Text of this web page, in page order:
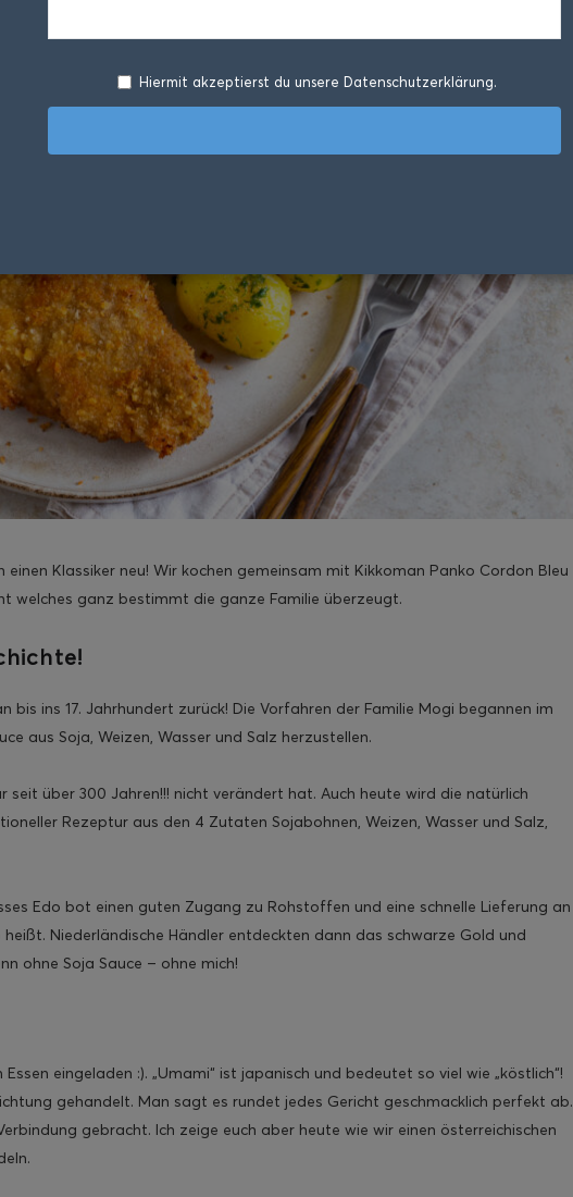
Klassiker neu! Wir kochen gemeinsam mit Kikkoman Panko Cordon Bleu
welches ganz bestimmt die ganze Familie überzeugt.
bis ins 17. Jahrhundert zurück! Die Vorfahren der Familie Mogi begannen im
aus Soja, Weizen, Wasser und Salz herzustellen.
seit über 300 Jahren!!! nicht verändert hat. Auch heute wird die natürlich
Rezeptur aus den 4 Zutaten Sojabohnen, Weizen, Wasser und Salz,
Edo bot einen guten Zugang zu Rohstoffen und eine schnelle Lieferung an
Niederländische Händler entdeckten dann das schwarze Gold und
ohne Soja Sauce – ohne mich!
eingeladen :). „Umami“ ist japanisch und bedeutet so viel wie „köstlich“!
gehandelt. Man sagt es rundet jedes Gericht geschmacklich perfekt ab.
gebracht. Ich zeige euch aber heute wie wir einen österreichischen
Hiermit akzeptierst du unsere Datenschutzerklärung.